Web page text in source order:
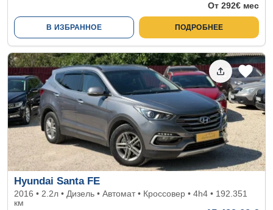
От 292€ мес
В ИЗБРАННОЕ ПОДРОБНЕЕ
Hyundai Santa FE
2016 • 2.2л • Дизель • Автомат • Кроссовер • 4h4 • 192.351
км